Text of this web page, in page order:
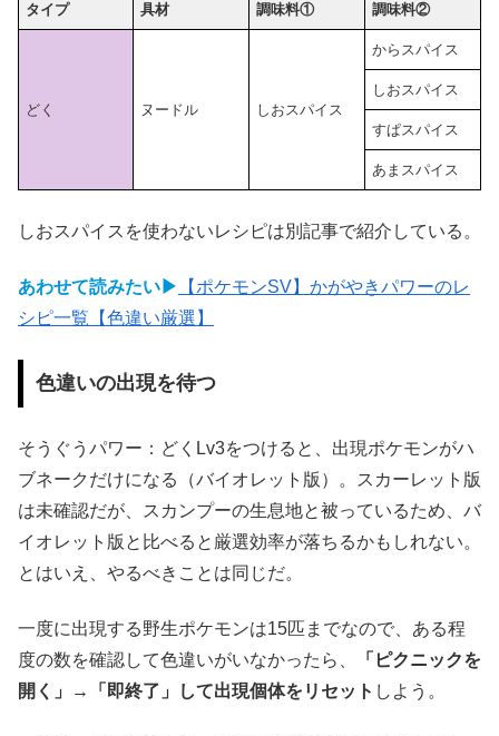
タイプ 具材 調味料① 調味料②
どく ヌードル しおスパイス
からスパイス
しおスパイス
すぱスパイス
あまスパイス
しおスパイスを使わないレシピは別記事で紹介している。
あわせて読みたい▶
【ポケモンSV】かがやきパワーのレ
シピ一覧【色違い厳選】
色違いの出現を待つ
そうぐうパワー：どくLv3をつけると、出現ポケモンがハ
ブネークだけになる（バイオレット版）。スカーレット版
は未確認だが、スカンプーの生息地と被っているため、バ
イオレット版と比べると厳選効率が落ちるかもしれない。
とはいえ、やるべきことは同じだ。
一度に出現する野生ポケモンは15匹までなので、ある程
度の数を確認して色違いがいなかったら、
「ピクニックを
開く」→「即終了」して出現個体をリセット しよう。